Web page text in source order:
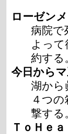
ローゼン
病院で
よっ
約する
今日から
湖から
４つ
撃する
ＴｏＨｅ